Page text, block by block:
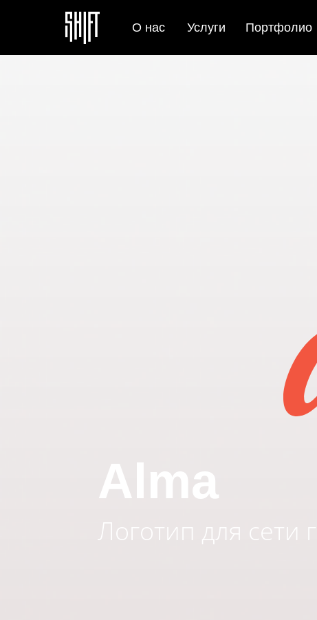
О нас Услуги Портфолио
Alma
Логотип для сети